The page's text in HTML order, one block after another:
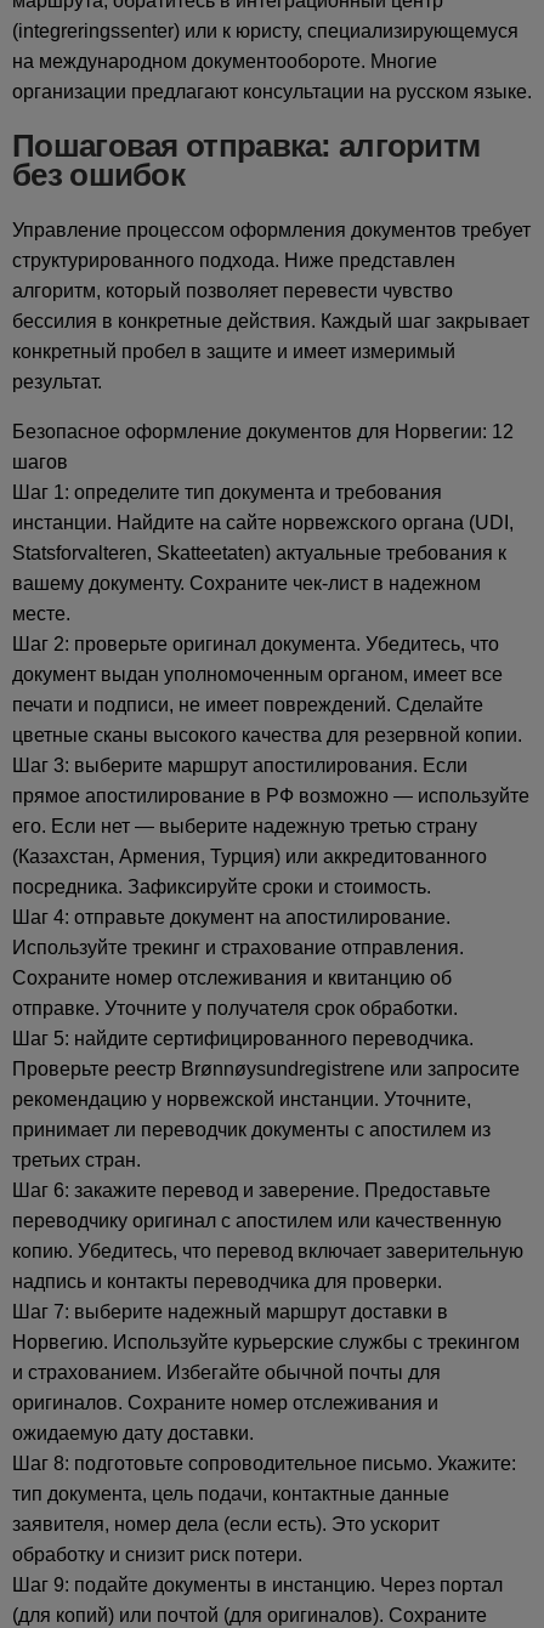
(integreringssenter) или к юристу, специализирующемуся
на международном документообороте. Многие
организации предлагают консультации на русском языке.
Пошаговая отправка: алгоритм
без ошибок
Управление процессом оформления документов требует
структурированного подхода. Ниже представлен
алгоритм, который позволяет перевести чувство
бессилия в конкретные действия. Каждый шаг закрывает
конкретный пробел в защите и имеет измеримый
результат.
Безопасное оформление документов для Норвегии: 12
шагов
Шаг 1: определите тип документа и требования
инстанции. Найдите на сайте норвежского органа (UDI,
Statsforvalteren, Skatteetaten) актуальные требования к
вашему документу. Сохраните чек-лист в надежном
месте.
Шаг 2: проверьте оригинал документа. Убедитесь, что
документ выдан уполномоченным органом, имеет все
печати и подписи, не имеет повреждений. Сделайте
цветные сканы высокого качества для резервной копии.
Шаг 3: выберите маршрут апостилирования. Если
прямое апостилирование в РФ возможно — используйте
его. Если нет — выберите надежную третью страну
(Казахстан, Армения, Турция) или аккредитованного
посредника. Зафиксируйте сроки и стоимость.
Шаг 4: отправьте документ на апостилирование.
Используйте трекинг и страхование отправления.
Сохраните номер отслеживания и квитанцию об
отправке. Уточните у получателя срок обработки.
Шаг 5: найдите сертифицированного переводчика.
Проверьте реестр Brønnøysundregistrene или запросите
рекомендацию у норвежской инстанции. Уточните,
принимает ли переводчик документы с апостилем из
третьих стран.
Шаг 6: закажите перевод и заверение. Предоставьте
переводчику оригинал с апостилем или качественную
копию. Убедитесь, что перевод включает заверительную
надпись и контакты переводчика для проверки.
Шаг 7: выберите надежный маршрут доставки в
Норвегию. Используйте курьерские службы с трекингом
и страхованием. Избегайте обычной почты для
оригиналов. Сохраните номер отслеживания и
ожидаемую дату доставки.
Шаг 8: подготовьте сопроводительное письмо. Укажите:
тип документа, цель подачи, контактные данные
заявителя, номер дела (если есть). Это ускорит
обработку и снизит риск потери.
Шаг 9: подайте документы в инстанцию. Через портал
(для копий) или почтой (для оригиналов). Сохраните